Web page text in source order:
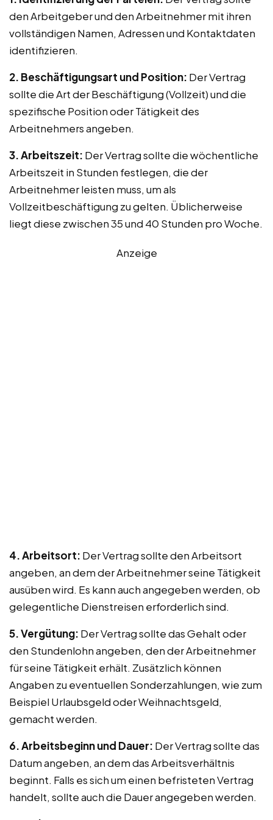
den Arbeitgeber und den Arbeitnehmer mit ihren
vollständigen Namen, Adressen und Kontaktdaten
identifizieren.
2. Beschäftigungsart und Position: Der Vertrag
sollte die Art der Beschäftigung (Vollzeit) und die
spezifische Position oder Tätigkeit des
Arbeitnehmers angeben.
3. Arbeitszeit: Der Vertrag sollte die wöchentliche
Arbeitszeit in Stunden festlegen, die der
Arbeitnehmer leisten muss, um als
Vollzeitbeschäftigung zu gelten. Üblicherweise
liegt diese zwischen 35 und 40 Stunden pro Woche.
Anzeige
4. Arbeitsort: Der Vertrag sollte den Arbeitsort
angeben, an dem der Arbeitnehmer seine Tätigkeit
ausüben wird. Es kann auch angegeben werden, ob
gelegentliche Dienstreisen erforderlich sind.
5. Vergütung: Der Vertrag sollte das Gehalt oder
den Stundenlohn angeben, den der Arbeitnehmer
für seine Tätigkeit erhält. Zusätzlich können
Angaben zu eventuellen Sonderzahlungen, wie zum
Beispiel Urlaubsgeld oder Weihnachtsgeld,
gemacht werden.
6. Arbeitsbeginn und Dauer: Der Vertrag sollte das
Datum angeben, an dem das Arbeitsverhältnis
beginnt. Falls es sich um einen befristeten Vertrag
handelt, sollte auch die Dauer angegeben werden.